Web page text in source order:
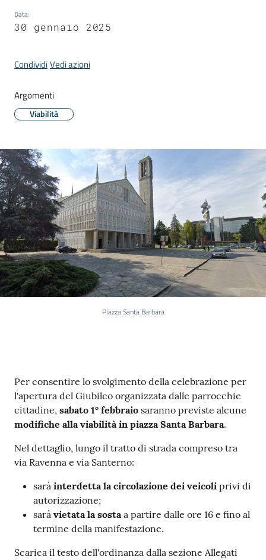
Tutti
gli
Seguici
su
Data:
30 gennaio 2025
CondividiVedi azioni
Argomenti
Viabilità
Piazza Santa Barbara
Contenuto
Per consentire lo svolgimento della celebrazione per
l'apertura del Giubileo organizzata dalle parrocchie
cittadine, sabato 1° febbraio saranno previste alcune
modifiche alla viabilità in piazza Santa Barbara.
Nel dettaglio, lungo il tratto di strada compreso tra
via Ravenna e via Santerno:
sarà interdetta la circolazione dei veicoli privi di
autorizzazione;
sarà vietata la sostaa partire dalle ore 16 e fino al
termine della manifestazione.
Scarica il testo dell'ordinanza dalla sezione Allegati